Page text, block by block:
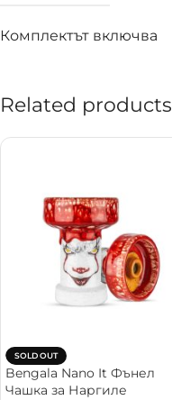
Комплектът включва
Related products
SOLD OUT
Bengala Nano It Фънел
Чашка за Наргиле